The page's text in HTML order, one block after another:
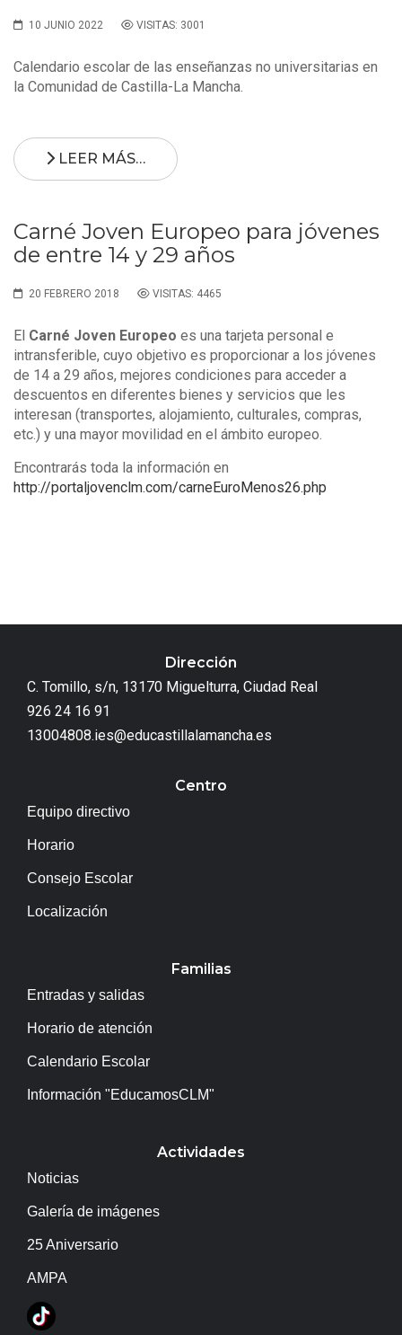
10 JUNIO 2022 VISITAS: 3001
Calendario escolar de las enseñanzas no universitarias en
la Comunidad de Castilla-La Mancha.
LEER MÁS…
Carné Joven Europeo para jóvenes
de entre 14 y 29 años
20 FEBRERO 2018 VISITAS: 4465
El Carné Joven Europeo es una tarjeta personal e
intransferible, cuyo objetivo es proporcionar a los jóvenes
de 14 a 29 años, mejores condiciones para acceder a
descuentos en diferentes bienes y servicios que les
interesan (transportes, alojamiento, culturales, compras,
etc.) y una mayor movilidad en el ámbito europeo.
Encontrarás toda la información en
http://portaljovenclm.com/carneEuroMenos26.php
Dirección
C. Tomillo, s/n, 13170 Miguelturra, Ciudad Real
926 24 16 91
13004808.ies@educastillalamancha.es
Centro
Equipo directivo
Horario
Consejo Escolar
Localización
Familias
Entradas y salidas
Horario de atención
Calendario Escolar
Información "EducamosCLM"
Actividades
Noticias
Galería de imágenes
25 Aniversario
AMPA